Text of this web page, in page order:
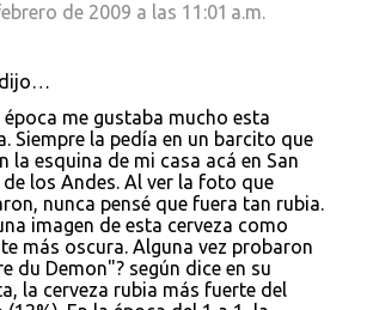
de 2009 a las 11:01 a.m.
dijo…
época me gustaba mucho esta
Siempre la pedía en un barcito que
la esquina de mi casa acá en San
los Andes. Al ver la foto que
nunca pensé que fuera tan rubia.
imagen de esta cerveza como
más oscura. Alguna vez probaron
du Demon"? según dice en su
la cerveza rubia más fuerte del